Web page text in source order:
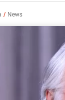
News